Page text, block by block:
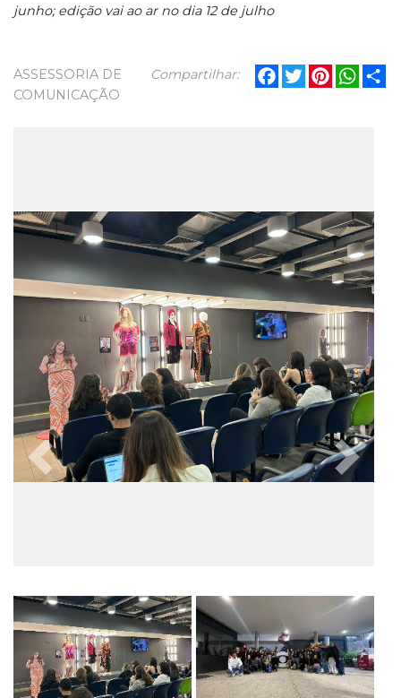
junho; edição vai ao ar no dia 12 de julho
Compartilhar: Facebook
TwitterPinterest
ASSESSORIA DE
COMUNICAÇÃO
Anterior Próxima